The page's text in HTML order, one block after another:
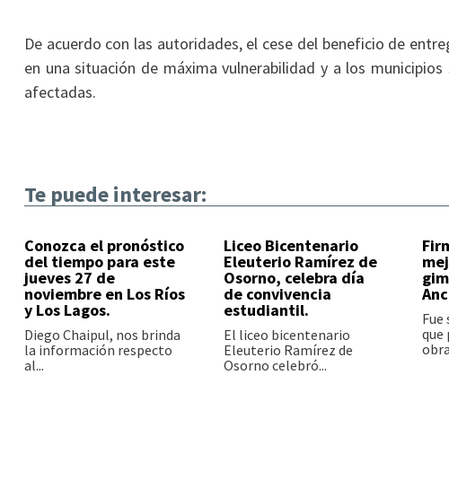
De acuerdo con las autoridades, el cese del beneficio de
en una situación de máxima vulnerabilidad y a los
afectadas.
Te puede interesar:
Conozca el pronóstico
del tiempo para este
jueves 27 de
noviembre en Los Ríos
y Los Lagos.
Diego Chaipul, nos brinda
la información respecto
al...
Liceo Bicentenario
Eleuterio Ramírez de
Osorno, celebra día
de convivencia
estudiantil.
El liceo bicentenario
Eleuterio Ramírez de
Osorno celebró...